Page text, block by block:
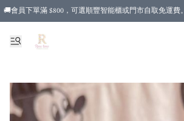
🚚會員下單滿 $800，可選順豐智能櫃或門市自取免運費。